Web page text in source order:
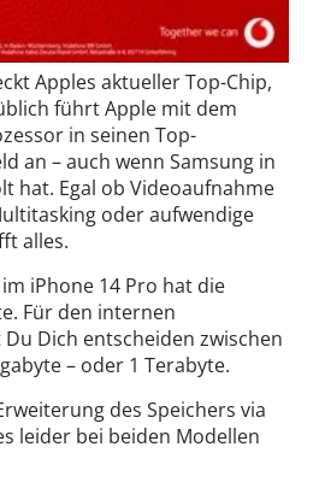
Apples aktueller Top-Chip,
führt Apple mit dem
in seinen Top-
an – auch wenn Samsung in
hat. Egal ob Videoaufnahme
oder aufwendige
alles.
iPhone 14 Pro hat die
Für den internen
Dich entscheiden zwischen
– oder 1 Terabyte.
des Speichers via
leider bei beiden Modellen